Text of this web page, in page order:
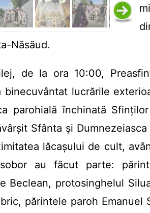
Năsăud.
de la ora 10:00,
binecuvântat lucrările
parohială închinată
Sfânta și
lăcașului de cult,
au făcut parte:
Beclean, protosinghelul
părintele paroh Emanuel